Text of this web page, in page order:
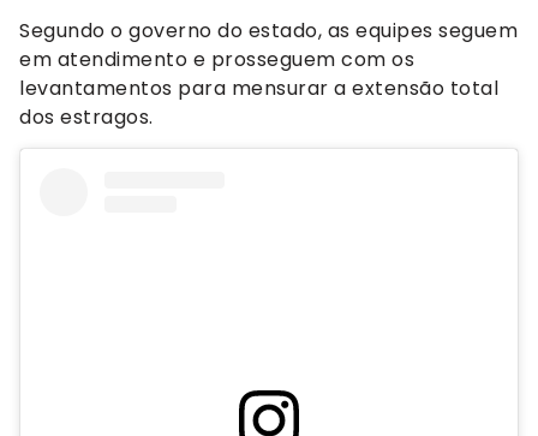
Segundo o governo do estado, as equipes seguem
em atendimento e prosseguem com os
levantamentos para mensurar a extensão total
dos estragos.